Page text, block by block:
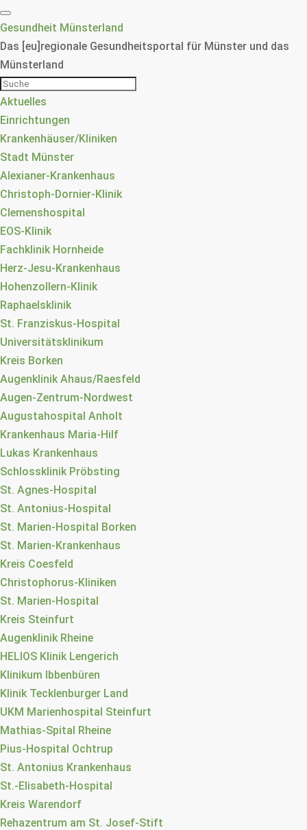
Gesundheit Münsterland
Das [eu]regionale Gesundheitsportal für Münster und das
Münsterland
Aktuelles
Einrichtungen
Krankenhäuser/Kliniken
Stadt Münster
Alexianer-Krankenhaus
Christoph-Dornier-Klinik
Clemenshospital
EOS-Klinik
Fachklinik Hornheide
Herz-Jesu-Krankenhaus
Hohenzollern-Klinik
Raphaelsklinik
St. Franziskus-Hospital
Universitätsklinikum
Kreis Borken
Augenklinik Ahaus/Raesfeld
Augen-Zentrum-Nordwest
Augustahospital Anholt
Krankenhaus Maria-Hilf
Lukas Krankenhaus
Schlossklinik Pröbsting
St. Agnes-Hospital
St. Antonius-Hospital
St. Marien-Hospital Borken
St. Marien-Krankenhaus
Kreis Coesfeld
Christophorus-Kliniken
St. Marien-Hospital
Kreis Steinfurt
Augenklinik Rheine
HELIOS Klinik Lengerich
Klinikum Ibbenbüren
Klinik Tecklenburger Land
UKM Marienhospital Steinfurt
Mathias-Spital Rheine
Pius-Hospital Ochtrup
St. Antonius Krankenhaus
St.-Elisabeth-Hospital
Kreis Warendorf
Rehazentrum am St. Josef-Stift